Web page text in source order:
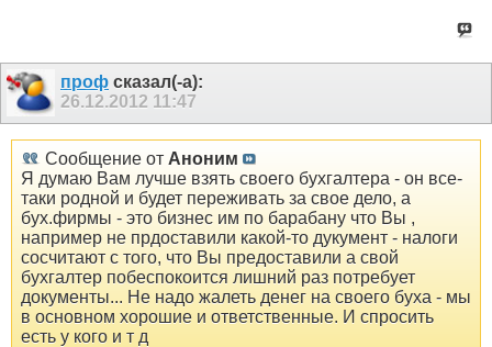
проф сказал(-а):
26.12.2012 11:47
Сообщение от Аноним
Я думаю Вам лучше взять своего бухгалтера - он все-
таки родной и будет переживать за свое дело, а
бух.фирмы - это бизнес им по барабану что Вы ,
например не прдоставили какой-то дукумент - налоги
сосчитают с того, что Вы предоставили а свой
бухгалтер побеспокоится лишний раз потребует
документы... Не надо жалеть денег на своего буха - мы
в основном хорошие и ответственные. И спросить
есть у кого и т д